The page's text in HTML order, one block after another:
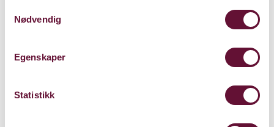
Nødvendig
Egenskaper
Statistikk